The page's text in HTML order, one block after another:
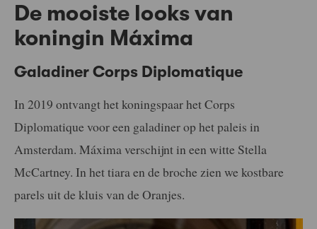
De mooiste looks van
koningin Máxima
Galadiner Corps Diplomatique
In 2019 ontvangt het koningspaar het Corps
Diplomatique voor een galadiner op het paleis in
Amsterdam. Máxima verschijnt in een witte Stella
McCartney. In het tiara en de broche zien we kostbare
parels uit de kluis van de Oranjes.